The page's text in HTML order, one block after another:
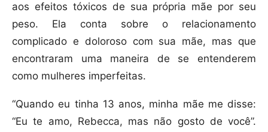
aos efeitos tóxicos de sua própria mãe por seu
peso. Ela conta sobre o relacionamento
complicado e doloroso com sua mãe, mas que
encontraram uma maneira de se entenderem
como mulheres imperfeitas.
“Quando eu tinha 13 anos, minha mãe me disse:
“Eu te amo, Rebecca, mas não gosto de você”.